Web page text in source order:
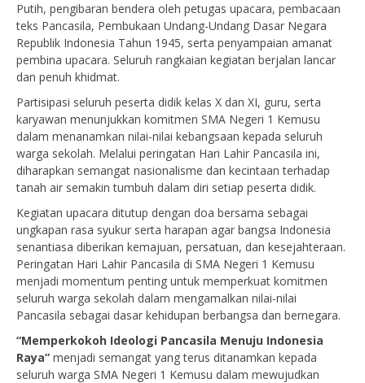
Putih, pengibaran bendera oleh petugas upacara, pembacaan
teks Pancasila, Pembukaan Undang-Undang Dasar Negara
Republik Indonesia Tahun 1945, serta penyampaian amanat
pembina upacara. Seluruh rangkaian kegiatan berjalan lancar
dan penuh khidmat.
Partisipasi seluruh peserta didik kelas X dan XI, guru, serta
karyawan menunjukkan komitmen SMA Negeri 1 Kemusu
dalam menanamkan nilai-nilai kebangsaan kepada seluruh
warga sekolah. Melalui peringatan Hari Lahir Pancasila ini,
diharapkan semangat nasionalisme dan kecintaan terhadap
tanah air semakin tumbuh dalam diri setiap peserta didik.
Kegiatan upacara ditutup dengan doa bersama sebagai
ungkapan rasa syukur serta harapan agar bangsa Indonesia
senantiasa diberikan kemajuan, persatuan, dan kesejahteraan.
Peringatan Hari Lahir Pancasila di SMA Negeri 1 Kemusu
menjadi momentum penting untuk memperkuat komitmen
seluruh warga sekolah dalam mengamalkan nilai-nilai
Pancasila sebagai dasar kehidupan berbangsa dan bernegara.
“Memperkokoh Ideologi Pancasila Menuju Indonesia
Raya” menjadi semangat yang terus ditanamkan kepada
seluruh warga SMA Negeri 1 Kemusu dalam mewujudkan